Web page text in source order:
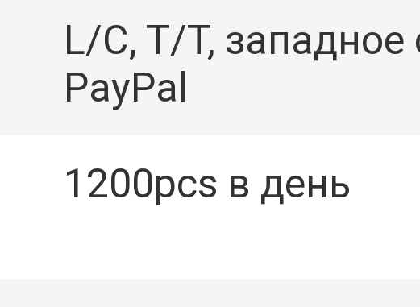
L/C, T/T, западное
PayPal
1200pcs в день